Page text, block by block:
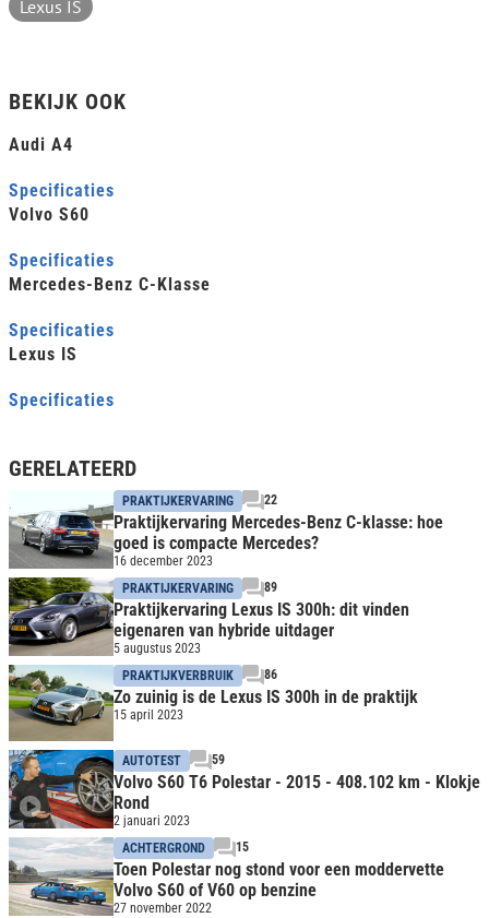
Lexus IS
BEKIJK OOK
Audi A4
Specificaties
Volvo S60
Specificaties
Mercedes-Benz C-Klasse
Specificaties
Lexus IS
Specificaties
GERELATEERD
PRAKTIJKERVARING 22
Praktijkervaring Mercedes-Benz C-klasse: hoe
goed is compacte Mercedes?
16 december 2023
PRAKTIJKERVARING
89
Praktijkervaring Lexus IS 300h: dit vinden
eigenaren van hybride uitdager
5 augustus 2023
PRAKTIJKVERBRUIK
86
Zo zuinig is de Lexus IS 300h in de praktijk
15 april 2023
AUTOTEST 59
Volvo S60 T6 Polestar - 2015 - 408.102 km - Klokje
Rond
2 januari 2023
ACHTERGROND
15
Toen Polestar nog stond voor een moddervette
Volvo S60 of V60 op benzine
27 november 2022